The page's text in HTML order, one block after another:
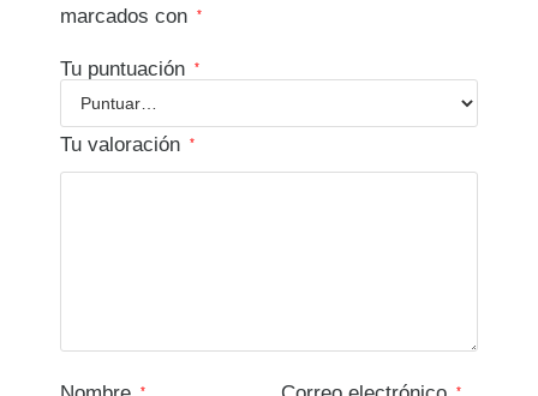
marcados con
*
Tu puntuación *
Tu valoración *
* *